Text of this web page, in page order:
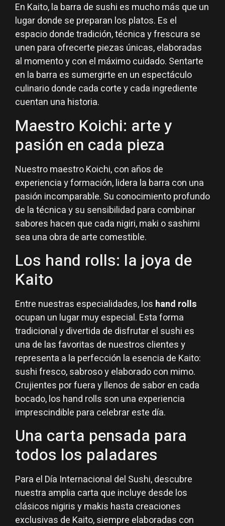
En Kaito, la barra de sushi es mucho más que un
lugar donde se preparan los platos. Es el
espacio donde tradición, técnica y frescura se
unen para ofrecerte piezas únicas, elaboradas
al momento y con el máximo cuidado. Sentarte
en la barra es sumergirte en un espectáculo
culinario donde cada corte y cada ingrediente
cuentan una historia.
Maestro Koichi: arte y
pasión en cada pieza
Nuestro maestro Koichi, con años de
experiencia y formación, lidera la barra con una
pasión incomparable. Su conocimiento profundo
de la técnica y su sensibilidad para combinar
sabores hacen que cada nigiri, maki o sashimi
sea una obra de arte comestible.
Los hand rolls: la joya de
Kaito
Entre nuestras especialidades, los hand rolls
ocupan un lugar muy especial. Esta forma
tradicional y divertida de disfrutar el sushi es
una de las favoritas de nuestros clientes y
representa a la perfección la esencia de Kaito:
sushi fresco, sabroso y elaborado con mimo.
Crujientes por fuera y llenos de sabor en cada
bocado, los hand rolls son una experiencia
imprescindible para celebrar este día.
Una carta pensada para
todos los paladares
Para el Día Internacional del Sushi, descubre
nuestra amplia carta que incluye desde los
clásicos nigiris y makis hasta creaciones
exclusivas de Kaito, siempre elaboradas con